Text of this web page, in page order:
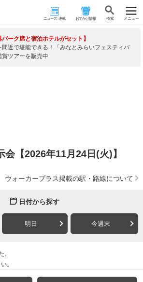
ニュース･連載 おでかけ情報 検 索 メニュー
パーク席と宿泊ホテルがセット】
間近で堪能できる！「みなとみらいフェスティバ
賞ツアーを販売中
会【2026年11月24日(火)】
ウォーカープラス掲載の駅・路線について
日付から探す
明日 今週末
。
。